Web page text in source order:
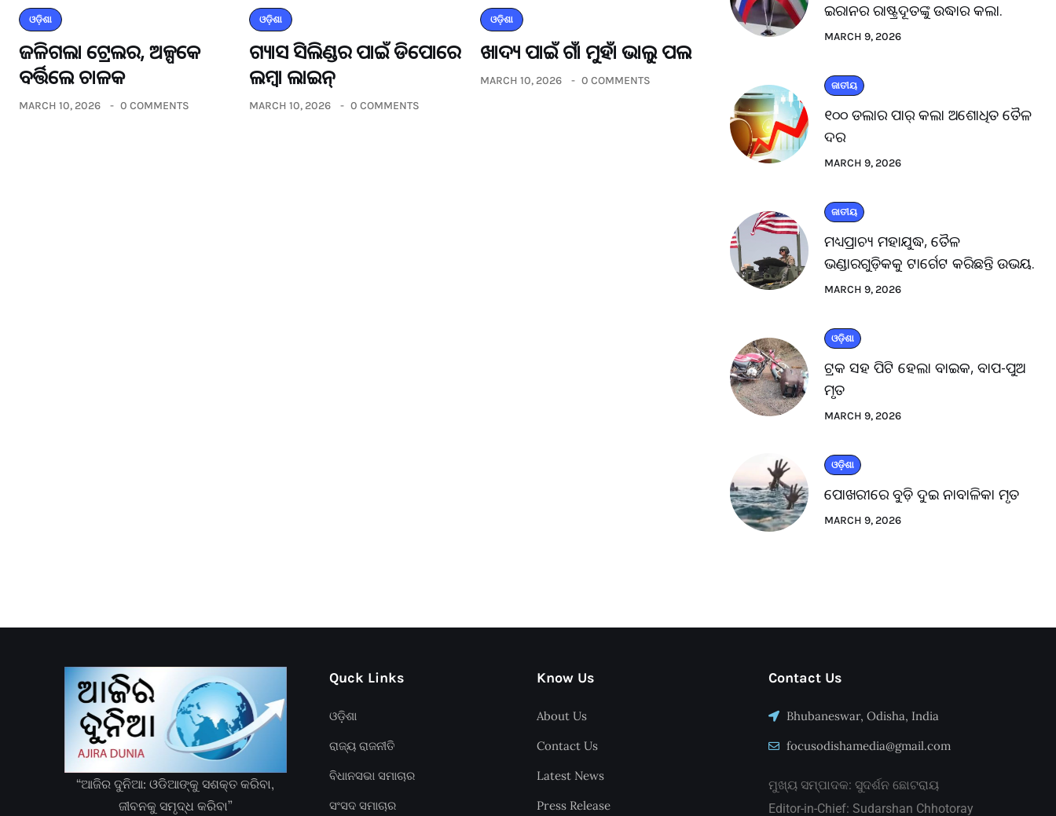
ଓଡ଼ିଶା
ଜଳିଗଲା ଟ୍ରେଲର, ଅଳ୍ପକେ
ବର୍ତ୍ତିଲେ ଚାଳକ
MARCH 10, 2026 0 COMMENTS
ଓଡ଼ିଶା
ଗ୍ୟାସ ସିଲିଣ୍ଡର ପାଇଁ ଡିପୋରେ
ଲମ୍ବା ଲାଇନ୍
MARCH 10, 2026 0 COMMENTS
ଓଡ଼ିଶା
ଖାଦ୍ୟ ପାଇଁ ଗାଁ ମୁହାଁ ଭାଲୁ ପଲ
MARCH 10, 2026 0 COMMENTS
ଇରାନର ରାଷ୍ଟ୍ରଦୂତଙ୍କୁ ଉଦ୍ଧାର କଲା.
MARCH 9, 2026
ଜାତୀୟ
୧୦୦ ଡଲାର ପାର୍ କଲା ଅଶୋଧିତ ତୈଳ
ଦର
MARCH 9, 2026
ଜାତୀୟ
ମଧ୍ୟପ୍ରାଚ୍ୟ ମହାଯୁଦ୍ଧ, ତୈଳ
ଭଣ୍ଡାରଗୁଡ଼ିକକୁ ଟାର୍ଗେଟ କରିଛନ୍ତି ଉଭୟ.
MARCH 9, 2026
ଓଡ଼ିଶା
ଟ୍ରକ ସହ ପିଟି ହେଲା ବାଇକ, ବାପ-ପୁଅ
ମୃତ
MARCH 9, 2026
ଓଡ଼ିଶା
ପୋଖରୀରେ ବୁଡ଼ି ଦୁଇ ନାବାଳିକା ମୃତ
MARCH 9, 2026
“ଆଜିର ଦୁନିଆ: ଓଡିଆଙ୍କୁ ସଶକ୍ତ କରିବା,
ଜୀବନକୁ ସମୃଦ୍ଧ କରିବା”
Quck Links
ଓଡ଼ିଶା
ରାଜ୍ୟ ରାଜନୀତି
ବିଧାନସଭା ସମାଚାର
ସଂସଦ ସମାଚାର
Know Us
About Us
Contact Us
Latest News
Press Release
Contact Us
Bhubaneswar, Odisha, India
focusodishamedia@gmail.com
ମୁଖ୍ୟ ସମ୍ପାଦକ: ସୁଦର୍ଶନ ଛୋଟରାୟ
Editor-in-Chief: Sudarshan Chhotoray